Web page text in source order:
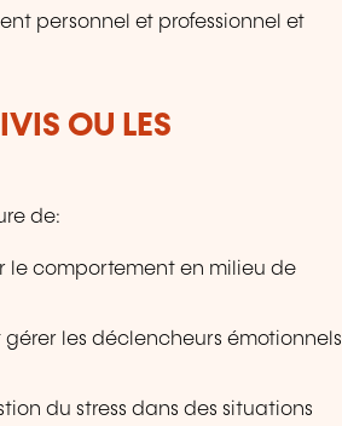
personnel et professionnel et
OU LES
de:
le comportement en milieu de
les déclencheurs émotionnels
du stress dans des situations